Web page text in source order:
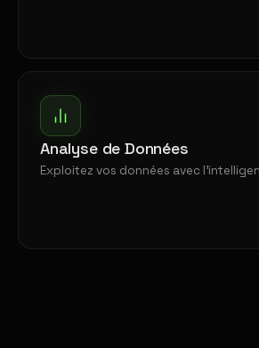
Analyse de Données
Exploitez vos données avec